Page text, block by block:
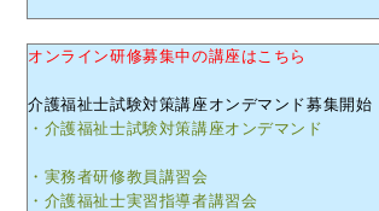
オンライン研修募集中の講座はこちら
介護福祉士試験対策講座オンデマンド募集開始
・介護福祉士試験対策講座オンデマンド
・実務者研修教員講習会
・介護福祉士実習指導者講習会